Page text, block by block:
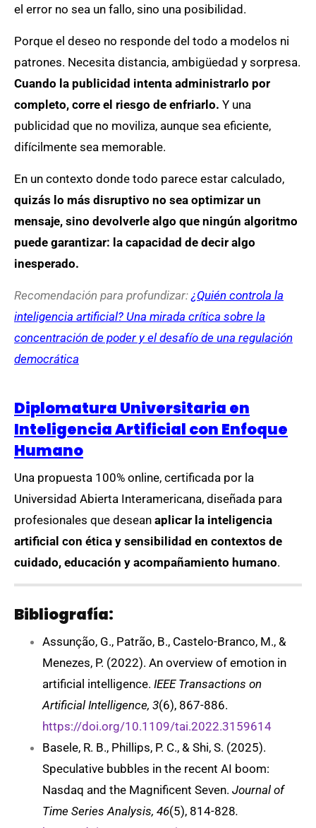
el error no sea un fallo, sino una posibilidad.
Porque el deseo no responde del todo a modelos ni
patrones. Necesita distancia, ambigüedad y sorpresa.
Cuando la publicidad intenta administrarlo por
completo, corre el riesgo de enfriarlo. Y una
publicidad que no moviliza, aunque sea eficiente,
difícilmente sea memorable.
En un contexto donde todo parece estar calculado,
quizás lo más disruptivo no sea optimizar un
mensaje, sino devolverle algo que ningún algoritmo
puede garantizar: la capacidad de decir algo
inesperado.
Recomendación para profundizar:¿Quién controla la
inteligencia artificial? Una mirada crítica sobre la
concentración de poder y el desafío de una regulación
democrática
Diplomatura Universitaria en
Inteligencia Artificial con Enfoque
Humano
Una propuesta 100% online, certificada por la
Universidad Abierta Interamericana, diseñada para
profesionales que desean aplicar la inteligencia
artificial con ética y sensibilidad en contextos de
cuidado, educación y acompañamiento humano.
Bibliografía:
Assunção, G., Patrão, B., Castelo-Branco, M., &
Menezes, P. (2022). An overview of emotion in
artificial intelligence. IEEE Transactions on
Artificial Intelligence, 3(6), 867-886.
https://doi.org/10.1109/tai.2022.3159614
Basele, R. B., Phillips, P. C., & Shi, S. (2025).
Speculative bubbles in the recent AI boom:
Nasdaq and the Magnificent Seven. Journal of
Time Series Analysis, 46(5), 814-828.